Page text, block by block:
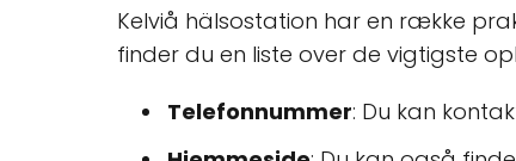
Kelviå hälsostation har en række
finder du en liste over de vigtigste
Telefonnummer: Du kan